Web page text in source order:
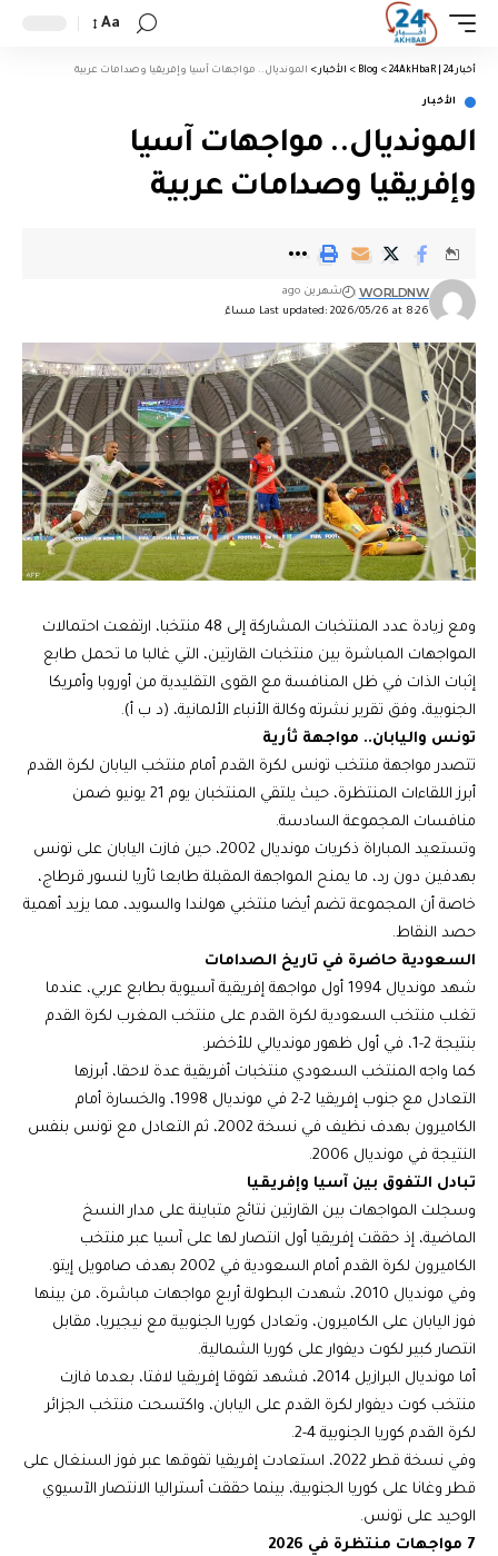
Aa
أخبار 24 | 24AkHbaR >
Blog
> الأخبار > المونديال.. مواجهات آسيا وإفريقيا وصدامات عربية
الأخبار
المونديال.. مواجهات آسيا
وإفريقيا وصدامات عربية
Last updated: 2026/05/26 at 8:26 مساءً
WORLDNW شهرين ago
ومع زيادة عدد المنتخبات المشاركة إلى 48 منتخبا، ارتفعت احتمالات
المواجهات المباشرة بين منتخبات القارتين، التي غالبا ما تحمل طابع
إثبات الذات في ظل المنافسة مع القوى التقليدية من أوروبا وأمريكا
الجنوبية، وفق تقرير نشرته وكالة الأنباء الألمانية، (د ب أ).
تونس واليابان.. مواجهة ثأرية
تتصدر مواجهة منتخب تونس لكرة القدم أمام منتخب اليابان لكرة القدم
أبرز اللقاءات المنتظرة، حيث يلتقي المنتخبان يوم 21 يونيو ضمن
منافسات المجموعة السادسة.
وتستعيد المباراة ذكريات مونديال 2002، حين فازت اليابان على تونس
بهدفين دون رد، ما يمنح المواجهة المقبلة طابعا ثأريا لنسور قرطاج،
خاصة أن المجموعة تضم أيضا منتخبي هولندا والسويد، مما يزيد أهمية
حصد النقاط.
السعودية حاضرة في تاريخ الصدامات
شهد مونديال 1994 أول مواجهة إفريقية آسيوية بطابع عربي، عندما
تغلب منتخب السعودية لكرة القدم على منتخب المغرب لكرة القدم
بنتيجة 2-1، في أول ظهور مونديالي للأخضر.
كما واجه المنتخب السعودي منتخبات أفريقية عدة لاحقا، أبرزها
التعادل مع جنوب إفريقيا 2-2 في مونديال 1998، والخسارة أمام
الكاميرون بهدف نظيف في نسخة 2002، ثم التعادل مع تونس بنفس
النتيجة في مونديال 2006.
تبادل التفوق بين آسيا وإفريقيا
وسجلت المواجهات بين القارتين نتائج متباينة على مدار النسخ
الماضية، إذ حققت إفريقيا أول انتصار لها على آسيا عبر منتخب
الكاميرون لكرة القدم أمام السعودية في 2002 بهدف صامويل إيتو.
وفي مونديال 2010، شهدت البطولة أربع مواجهات مباشرة، من بينها
فوز اليابان على الكاميرون، وتعادل كوريا الجنوبية مع نيجيريا، مقابل
انتصار كبير لكوت ديفوار على كوريا الشمالية.
أما مونديال البرازيل 2014، فشهد تفوقا إفريقيا لافتا، بعدما فازت
منتخب كوت ديفوار لكرة القدم على اليابان، واكتسحت منتخب الجزائر
لكرة القدم كوريا الجنوبية 4-2.
وفي نسخة قطر 2022، استعادت إفريقيا تفوقها عبر فوز السنغال على
قطر وغانا على كوريا الجنوبية، بينما حققت أستراليا الانتصار الآسيوي
الوحيد على تونس.
7 مواجهات منتظرة في 2026